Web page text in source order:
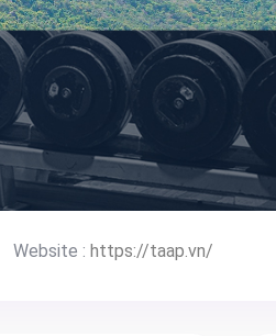
Website :https://taap.vn/